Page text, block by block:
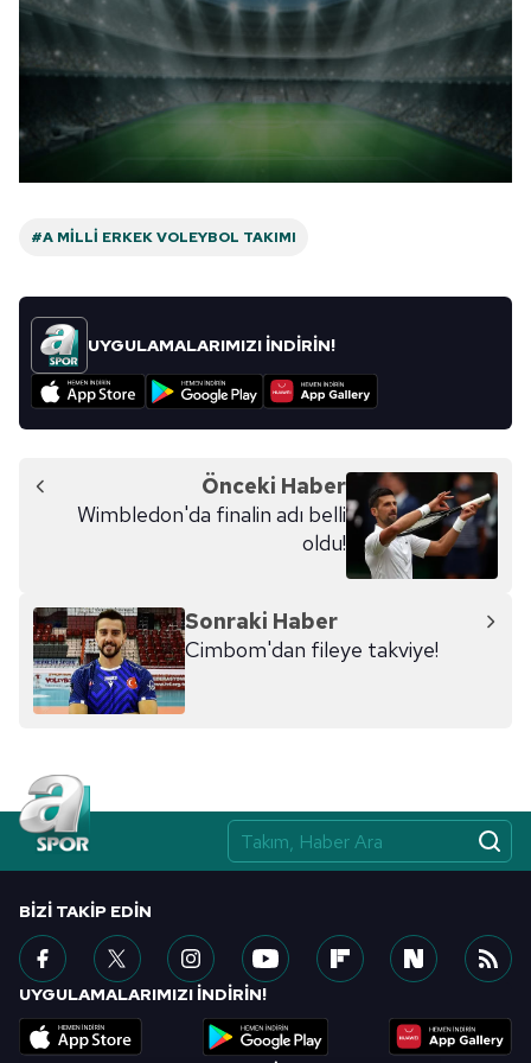
kılınması ve kişiselleştirilmesi ve sizlere yönelik
reklam/pazarlama faaliyetlerinin yapılması, amaçlarıyla
sınırlı olarak açık rızanız dahilinde kullanılacaktır.
Çerezlere ilişkin tercihlerinizi aşağıda yer alan panel
vasıtasıyla belirleyebilirsiniz. Çerezlere ilişkin detaylı bilgi
için Ayarlar butonuna tıklayabilir,Çerez Bilgilendirme
hazırlanmış Aydınlatma Metnimizi okumak ve sitemizde
ilgili mevzuata uygun olarak kullanılan çerezlerle ilgili bilgi
almak için lütfen
#A MILLI ERKEK VOLEYBOL TAKIMI
UYGULAMALARIMIZI İNDİRİN!
Önceki Haber
Wimbledon'da finalin adı belli
oldu!
Sonraki Haber
Cimbom'dan fileye takviye!
BIZI TAKIP EDIN
UYGULAMALARIMIZI İNDİRİN!